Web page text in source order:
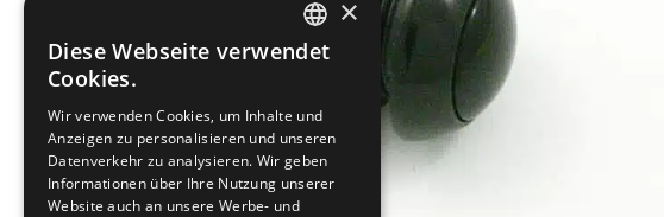
SWEDISH
DEUTSCH
×
Diese Webseite verwendet
Cookies.
Wir verwenden Cookies, um Inhalte und
Anzeigen zu personalisieren und unseren
Datenverkehr zu analysieren. Wir geben
Informationen über Ihre Nutzung unserer
Website auch an unsere Werbe- und